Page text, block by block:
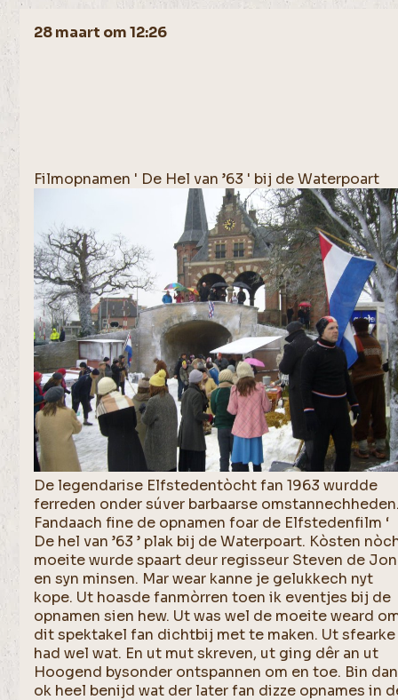
28 maart om 12:26
Filmopnamen ' De Hel van ’63 ' bij de Waterpoart
De legendarise Elfstedentòcht fan 1963 wurdde
ferreden onder súver barbaarse
Fandaach fine de opnamen foar de Elfstedenfilm ‘
De hel van ’63 ’ plak bij de Waterpoart. Kòsten
moeite wurde spaart deur regisseur Steven de
en syn minsen. Mar wear kanne je gelukkech nyt
kope. Ut hoasde fanmòrren toen ik eventjes bij de
opnamen sien hew. Ut was wel de moeite weard
dit spektakel fan dichtbij met te maken. Ut sfearke
had wel wat. En ut mut skreven, ut ging dêr an ut
Hoogend bysonder ontspannen om en toe. Bin dan
ok heel benijd wat der later fan dizze opnames in